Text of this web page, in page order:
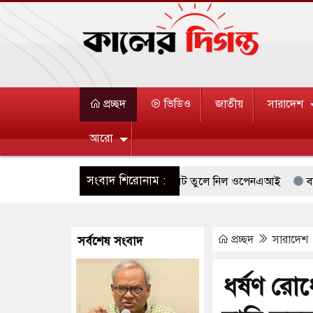
প্রচ্ছদ ভিডিও জাতীয় সারাদেশ
আরো
সংবাদ শিরোনাম :
ব্যবহারকারীদের জন্য মেসেজ লিমিট তুলে নিল ওপেনএআই
নিয়ন্ত্রণে দেড় হাজার মসজিদ থেকে মাইক অপসারণ থাইল্যান্ডে
ব্ল্যাকআউটের কঠোর হুঁশিয়ারি ইরানের ভিআইপিদেরও
দক্ষিণ কোরিয়ার বন্দি ২৫ শতাংশ বেড়েছে যুক্তরাষ্ট্র পাশে থাকুক বা
প্রচ্ছদ সারাদেশ
ধর্ষণ
সর্বশেষ সংবাদ